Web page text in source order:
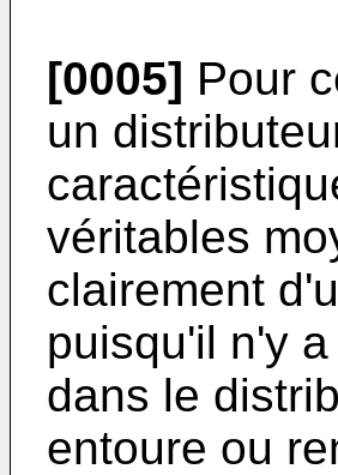
[0005] Pour
un
véritables
clairement
puisqu'il n'y
dans le
entoure ou